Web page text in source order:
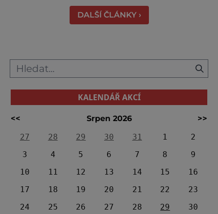
práci tehdejších horníků. [gallery
ids="91631,91630,91632,91633,91634,91635,9
DALŠÍ ČLÁNKY ›
KALENDÁŘ AKCÍ
<< Srpen 2026
>>
27
28 29 30 31 1
2
3
4 5 6 7 8
9
10
11 12 13 14 15
16
17
18 19 20 21 22
23
24
25 26 27 28 29
30